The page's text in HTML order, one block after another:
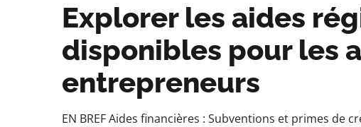
Explorer les aides
disponibles pour les
entrepreneurs
EN BREF Aides financières : Subventions et primes de